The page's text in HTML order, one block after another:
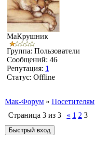
MаКрушник
Группа: Пользователи
Сообщений: 46
Репутация: 1
Статус: Offline
Мак-Форум » Посетителям
Страница 3 из 3 « 1 2 3